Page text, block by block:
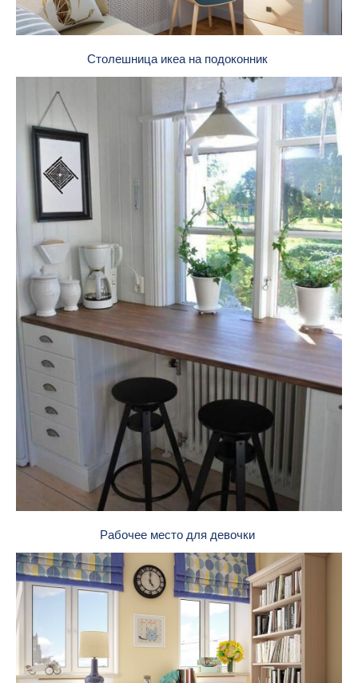
Столешница икеа на подоконник
Рабочее место для девочки